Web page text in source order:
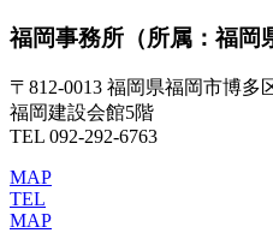
福岡事務所 （所属：福岡
〒812-0013 福岡県福岡市博多
福岡建設会館5階
TEL 092-292-6763
MAP
TEL
MAP